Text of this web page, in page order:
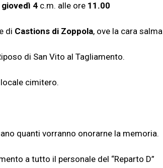
giovedì 4 c.m. alle ore 11.00
di Castions di Zoppola, ove la cara salma
di San Vito al Tagliamento.
cimitero.
quanti vorranno onorarne la memoria.
a tutto il personale del “Reparto D”